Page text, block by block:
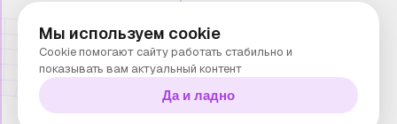
Смс рассылка 2026 ©
Запрещено копирование материалов сайта без
письменного разрешения ООО "Таргет Телеком"
Политика конфиденциальности
Мы используем cookie
Cookie помогают сайту работать стабильно и
показывать вам актуальный контент
Да и ладно